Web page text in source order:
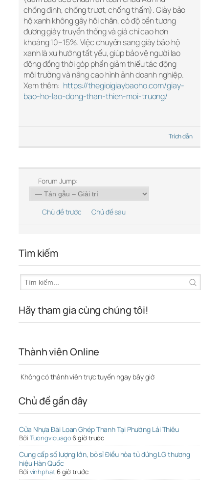
chống đinh, chống trượt, chống thấm). Giày bảo
hộ xanh không gây hôi chân, có độ bền tương
đương giày truyền thống và giá chỉ cao hơn
khoảng 10–15%. Việc chuyển sang giày bảo hộ
xanh là xu hướng tất yếu, giúp bảo vệ người lao
động đồng thời góp phần giảm thiểu tác động
môi trường và nâng cao hình ảnh doanh nghiệp.
Xem thêm: https://thegioigiaybaoho.com/giay-
bao-ho-lao-dong-than-thien-moi-truong/
Trích dẫn
Forum Jump:
Chủ đề trước Chủ đề sau
Tìm kiếm
Hãy tham gia cùng chúng tôi!
Thành viên Online
Không có thành viên trực tuyến ngay bây giờ
Chủ đề gần đây
Cửa Nhựa Đài Loan Ghép Thanh Tại Phường Lái Thiêu
Bởi Tuongvicuago 6 giờ trước
Cung cấp số lượng lớn, bỏ sỉ Điều hòa tủ đứng LG thương
hiệu Hàn Quốc
Bởi vinhphat 6 giờ trước